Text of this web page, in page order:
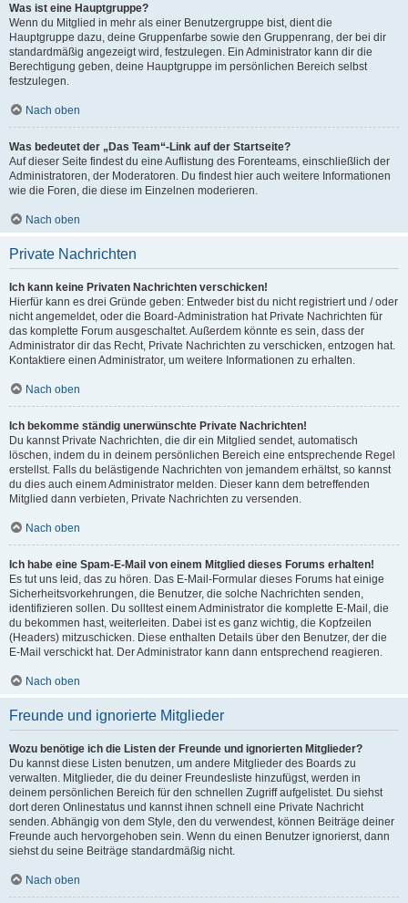
Was ist eine Hauptgruppe?
Wenn du Mitglied in mehr als einer Benutzergruppe bist, dient die
Hauptgruppe dazu, deine Gruppenfarbe sowie den Gruppenrang, der bei dir
standardmäßig angezeigt wird, festzulegen. Ein Administrator kann dir die
Berechtigung geben, deine Hauptgruppe im persönlichen Bereich selbst
festzulegen.
Nach oben
Was bedeutet der „Das Team“-Link auf der Startseite?
Auf dieser Seite findest du eine Auflistung des Forenteams, einschließlich der
Administratoren, der Moderatoren. Du findest hier auch weitere Informationen
wie die Foren, die diese im Einzelnen moderieren.
Nach oben
Private Nachrichten
Ich kann keine Privaten Nachrichten verschicken!
Hierfür kann es drei Gründe geben: Entweder bist du nicht registriert und / oder
nicht angemeldet, oder die Board-Administration hat Private Nachrichten für
das komplette Forum ausgeschaltet. Außerdem könnte es sein, dass der
Administrator dir das Recht, Private Nachrichten zu verschicken, entzogen hat.
Kontaktiere einen Administrator, um weitere Informationen zu erhalten.
Nach oben
Ich bekomme ständig unerwünschte Private Nachrichten!
Du kannst Private Nachrichten, die dir ein Mitglied sendet, automatisch
löschen, indem du in deinem persönlichen Bereich eine entsprechende Regel
erstellst. Falls du belästigende Nachrichten von jemandem erhältst, so kannst
du dies auch einem Administrator melden. Dieser kann dem betreffenden
Mitglied dann verbieten, Private Nachrichten zu versenden.
Nach oben
Ich habe eine Spam-E-Mail von einem Mitglied dieses Forums erhalten!
Es tut uns leid, das zu hören. Das E-Mail-Formular dieses Forums hat einige
Sicherheitsvorkehrungen, die Benutzer, die solche Nachrichten senden,
identifizieren sollen. Du solltest einem Administrator die komplette E-Mail, die
du bekommen hast, weiterleiten. Dabei ist es ganz wichtig, die Kopfzeilen
(Headers) mitzuschicken. Diese enthalten Details über den Benutzer, der die
E-Mail verschickt hat. Der Administrator kann dann entsprechend reagieren.
Nach oben
Freunde und ignorierte Mitglieder
Wozu benötige ich die Listen der Freunde und ignorierten Mitglieder?
Du kannst diese Listen benutzen, um andere Mitglieder des Boards zu
verwalten. Mitglieder, die du deiner Freundesliste hinzufügst, werden in
deinem persönlichen Bereich für den schnellen Zugriff aufgelistet. Du siehst
dort deren Onlinestatus und kannst ihnen schnell eine Private Nachricht
senden. Abhängig von dem Style, den du verwendest, können Beiträge deiner
Freunde auch hervorgehoben sein. Wenn du einen Benutzer ignorierst, dann
siehst du seine Beiträge standardmäßig nicht.
Nach oben